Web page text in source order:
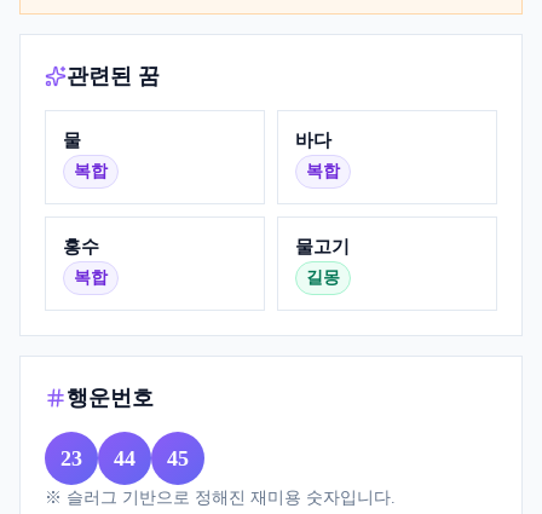
관련된 꿈
물
복합
바다
복합
홍수
복합
물고기
길몽
행운번호
23 44 45
※ 슬러그 기반으로 정해진 재미용 숫자입니다.